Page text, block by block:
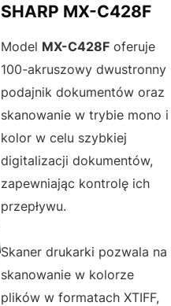
SHARP MX-C428F
Model MX-C428F oferuje
100-akruszowy dwustronny
podajnik dokumentów oraz
skanowanie w trybie mono i
kolor w celu szybkiej
digitalizacji dokumentów,
zapewniając kontrolę ich
przepływu.
Skaner drukarki pozwala na
skanowanie w kolorze
plików w formatach XTIFF,